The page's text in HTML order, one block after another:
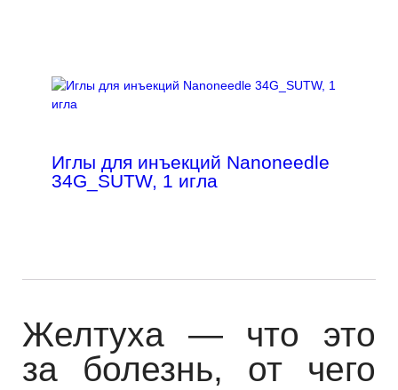
Иглы для инъекций Nanoneedle
34G_SUTW, 1 игла
Желтуха — что это
за болезнь, от чего